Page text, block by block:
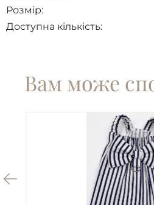
Розмір:
Доступна кількість:
Вам може